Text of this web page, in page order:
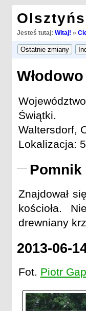
Jesteś tutaj: Witaj! »
Włodowo
Świątki.
Waltersdorf,
Lokalizacja:
Pomnik
Znajdował
kościoła.
drewniany
2013-06-
Fot. Piotr